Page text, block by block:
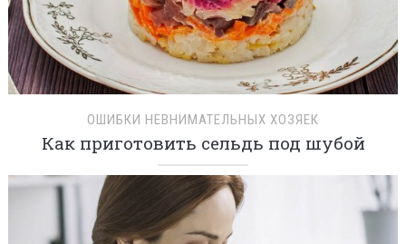
ОШИБКИ НЕВНИМАТЕЛЬНЫХ ХОЗЯЕК
Как приготовить сельдь под шубой